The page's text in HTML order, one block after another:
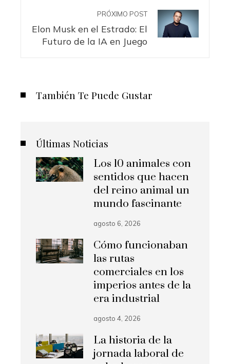
PRÓXIMO POST
Elon Musk en el Estrado: El
Futuro de la IA en Juego
También Te Puede Gustar
Últimas Noticias
Los 10 animales con
sentidos que hacen
del reino animal un
mundo fascinante
agosto 6, 2026
Cómo funcionaban
las rutas
comerciales en los
imperios antes de la
era industrial
agosto 4, 2026
La historia de la
jornada laboral de